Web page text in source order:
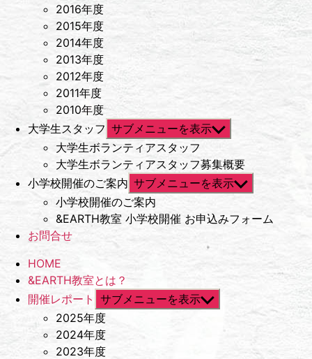
2016年度
2015年度
2014年度
2013年度
2012年度
2011年度
2010年度
大学生スタッフ サブメニューを表示
大学生ボランティアスタッフ
大学生ボランティアスタッフ募集概要
小学校開催のご案内 サブメニューを表示
小学校開催のご案内
&EARTH教室 小学校開催 お申込みフォーム
お問合せ
HOME
&EARTH教室とは？
開催レポート サブメニューを表示
2025年度
2024年度
2023年度